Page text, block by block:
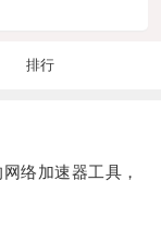
排行
络加速器工具，